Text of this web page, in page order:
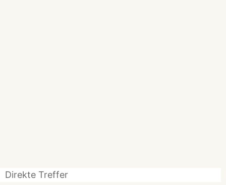
Direkte Treffer